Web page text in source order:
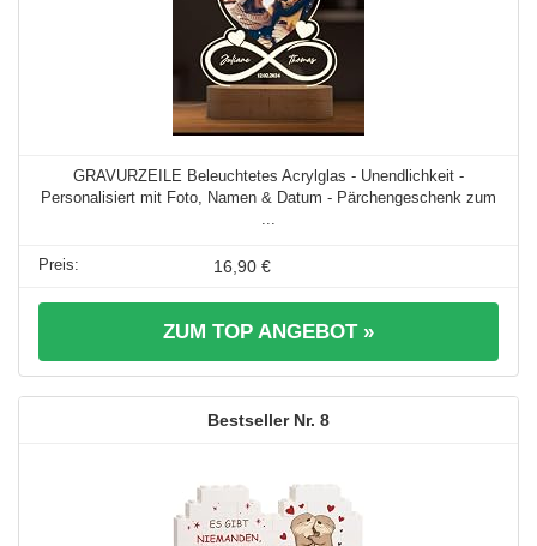
GRAVURZEILE Beleuchtetes Acrylglas - Unendlichkeit -
Personalisiert mit Foto, Namen & Datum - Pärchengeschenk zum
16,90 €
ZUM TOP ANGEBOT »
8